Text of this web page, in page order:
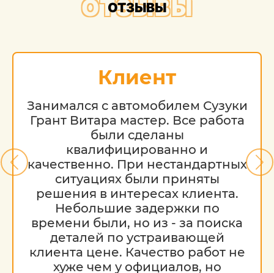
восстановительные работы по кузову.
интернет-ресурс (в том числе указанные
цены на услуги) носит исключительно
ознакомительный характер и ни при
каких условиях не является публичной
офертой, определяемой положениями
Статьи 437 (2) Гражданского кодекса РФ.
Стоимость работ меняется в
зависимости от марки автомобиля, его
возраста и технического состояния.
ОТЗЫВЫ
ОТЗЫВЫ
Клиент
Занимался с автомобилем Сузуки
Грант Витара мастер. Все работа
были сделаны
квалифицированно и
качественно. При нестандартных
ситуациях были приняты
решения в интересах клиента.
Небольшие задержки по
времени были, но из - за поиска
деталей по устраивающей
клиента цене. Качество работ не
хуже чем у официалов, но